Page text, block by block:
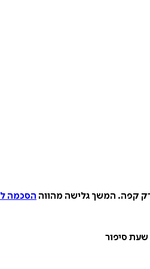
קפה. המשך גלישה מהווה הסכמה
סיפור